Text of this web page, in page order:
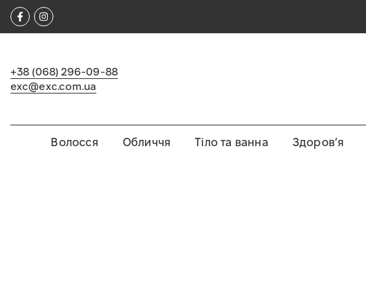
Перейти
до
+38 (068) 296-09-88
exc@exc.com.ua
Волосся Обличчя Тіло та ванна Здоровʼя